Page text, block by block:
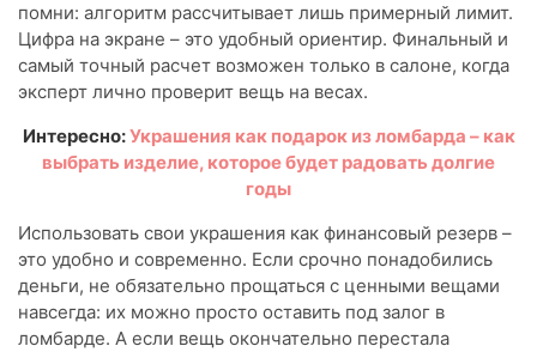
помни: алгоритм рассчитывает лишь примерный лимит.
Цифра на экране – это удобный ориентир. Финальный и
самый точный расчет возможен только в салоне, когда
эксперт лично проверит вещь на весах.
Интересно:Украшения как подарок из ломбарда – как
выбрать изделие, которое будет радовать долгие
годы
Использовать свои украшения как финансовый резерв –
это удобно и современно. Если срочно понадобились
деньги, не обязательно прощаться с ценными вещами
навсегда: их можно просто оставить под залог в
ломбарде. А если вещь окончательно перестала